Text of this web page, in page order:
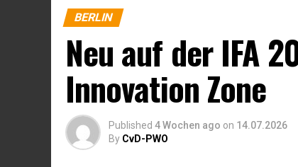
vorgemerkt werden. So entsteht
sich während der IFA flexibel
Damit unterstützt die App sowohl
Technologietrends inspirieren
Aufenthalt gezielt an konkreten
wollen sowie Journalist:innen, die
BERLIN
Neu auf der IFA
Innovation Zone
Published 4 Wochen ago on 14.07.2026
By CvD-PWO